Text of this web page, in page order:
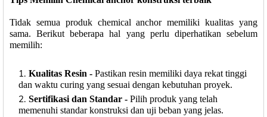
Tidak semua produk chemical anchor memiliki kualitas yang
sama. Berikut beberapa hal yang perlu diperhatikan sebelum
memilih:
Kualitas Resin - Pastikan resin memiliki daya rekat tinggi
dan waktu curing yang sesuai dengan kebutuhan proyek.
Sertifikasi dan Standar - Pilih produk yang telah
memenuhi standar konstruksi dan uji beban yang jelas.